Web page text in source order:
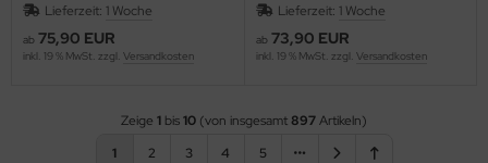
Lieferzeit: 1 Woche
ab 75,90 EUR
inkl. 19 % MwSt. zzgl. Versandkosten
Lieferzeit: 1 Woche
ab 73,90 EUR
inkl. 19 % MwSt. zzgl. Versandkosten
Zeige 1 bis10 (von insgesamt 897Artikeln)
1
2 3 4 5